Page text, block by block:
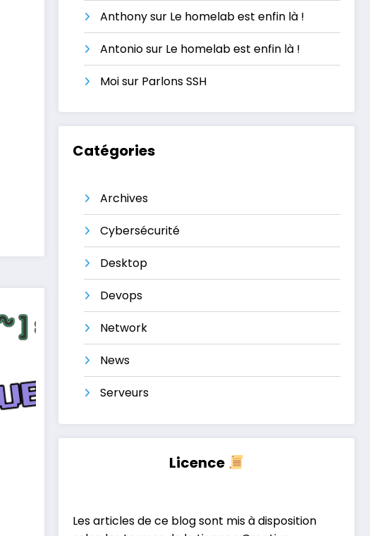
Anthonysur Le homelab est enfin là !
Antoniosur Le homelab est enfin là !
Moisur Parlons SSH
Catégories
Archives
Cybersécurité
Desktop
Devops
Network
News
Serveurs
Licence
Les articles de ce blog sont mis à disposition